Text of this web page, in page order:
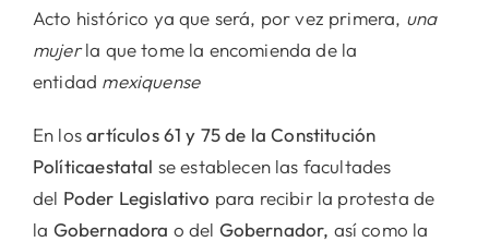
Acto histórico ya que será, por vez primera, una
mujerla que tome la encomienda de la
entidad mexiquense
En losartículos 61 y 75 de la Constitución
Políticaestatal se establecen las facultades
del Poder Legislativo para recibir la protesta de
la Gobernadora o del Gobernador, así como la